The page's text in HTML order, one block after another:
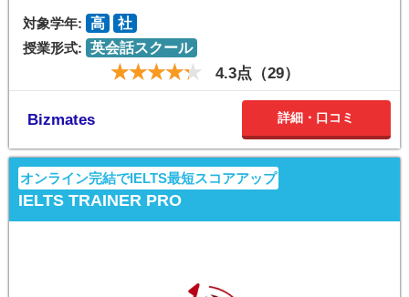
対象学年: 高
社
授業形式: 英会話スクール
4.3点（29）
Bizmates 詳細・口コミ
オンライン完結でIELTS最短スコアアップ
IELTS TRAINER PRO